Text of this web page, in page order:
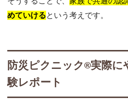
めていけるという考えです。
防災ピクニック®︎実際
験レポート